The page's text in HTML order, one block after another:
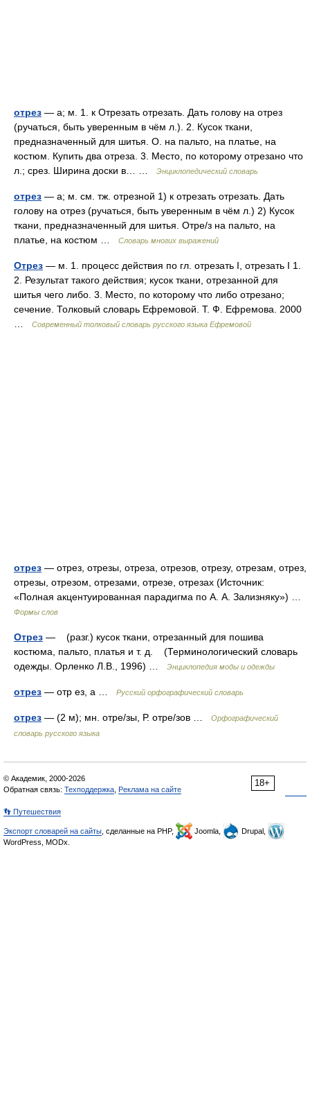
отрез — а; м. 1. к Отрезать отрезать. Дать голову на отрез
(ручаться, быть уверенным в чём л.). 2. Кусок ткани,
предназначенный для шитья. О. на пальто, на платье, на
костюм. Купить два отреза. 3. Место, по которому отрезано что
л.; срез. Ширина доски в… …
Энциклопедический словарь
отрез — а; м. см. тж. отрезной 1) к отрезать отрезать. Дать
голову на отрез (ручаться, быть уверенным в чём л.) 2) Кусок
ткани, предназначенный для шитья. Отре/з на пальто, на
платье, на костюм …
Словарь многих выражений
Отрез — м. 1. процесс действия по гл. отрезать I, отрезать I 1.
2. Результат такого действия; кусок ткани, отрезанной для
шитья чего либо. 3. Место, по которому что либо отрезано;
сечение. Толковый словарь Ефремовой. Т. Ф. Ефремова. 2000
Современный толковый словарь русского языка Ефремовой
отрез — отрез, отрезы, отреза, отрезов, отрезу, отрезам, отрез,
отрезы, отрезом, отрезами, отрезе, отрезах (Источник:
«Полная акцентуированная парадигма по А. А. Зализняку») …
Формы слов
Отрез — (разг.) кусок ткани, отрезанный для пошива
костюма, пальто, платья и т. д. (Терминологический словарь
одежды. Орленко Л.В., 1996) …
Энциклопедия моды и одежды
отрез — отр ез, а … Русский орфографический словарь
отрез — (2 м); мн. отре/зы, Р. отре/зов …
Орфографический
словарь русского языка
18+
© Академик, 2000-2026
Обратная связь: Техподдержка Реклама на сайте
👣 Путешествия
Экспорт словарей на сайты , сделанные на PHP, Joomla,
Drupal,
WordPress, MODx.